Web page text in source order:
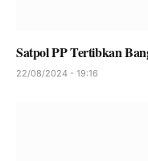
Satpol PP Tertibkan
22/08/2024 - 19:16